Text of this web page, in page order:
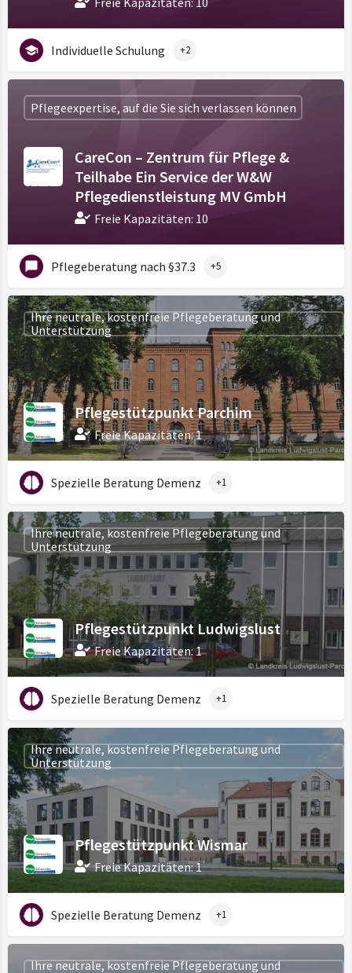
Individuelle Schulung +2
CareCon – Zentrum für Pflege &
Teilhabe Ein Service der W&W
Pflegedienstleistung MV GmbH
Freie Kapazitäten: 10
Pflegeexpertise, auf die Sie sich verlassen können
Pflegeberatung nach §37.3 +5
Pflegestützpunkt Parchim
Freie Kapazitäten: 1
Ihre neutrale, kostenfreie Pflegeberatung und
Unterstützung
Spezielle Beratung Demenz +1
Pflegestützpunkt Ludwigslust
Freie Kapazitäten: 1
Ihre neutrale, kostenfreie Pflegeberatung und
Unterstützung
Spezielle Beratung Demenz +1
Pflegestützpunkt Wismar
Freie Kapazitäten: 1
Ihre neutrale, kostenfreie Pflegeberatung und
Unterstützung
Spezielle Beratung Demenz +1
Ihre neutrale, kostenfreie Pflegeberatung und